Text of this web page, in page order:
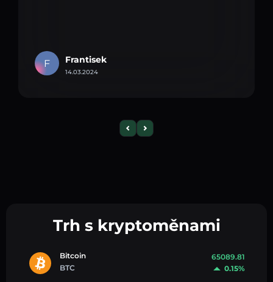
F Frantisek
14.03.2024
Trh s kryptoměnami
Bitcoin
BTC
65089.81
0.15%